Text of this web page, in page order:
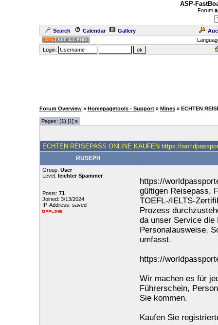
ASP-
Forum
Search Calendar Gallery
Login:
Forum Overview » Homepagetools - Support » Mines » ECHTEN
Pages: (1) [1] »
ECHTEN REISEPASS ONLINE KAUFEN https://
RUSEPH
Group: User
Level: leichter Spammer
Posts: 71
Joined: 3/13/2024
IP-Address: saved
https://
gültigen Reisepass,
TOEFL-/IELTS-
Prozess
da unser Service die
Personalausweise,
umfasst.
https://
Wir machen es für
Führerschein,
Sie kommen.
Kaufen Sie